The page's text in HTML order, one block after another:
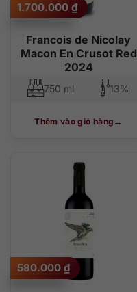
Francois de Nicolay
Macon En Crusot Red
2024
1.700.000 ₫
750 ml 13%
Thêm vào giỏ hàng
580.000 ₫